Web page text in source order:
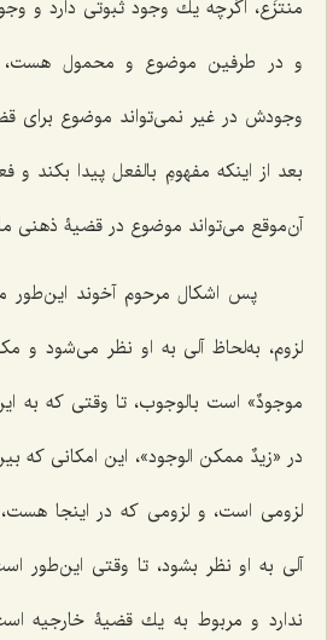
منتزَع، اگرچه یك وجود ثبوتى دارد و
و در طرفین موضوع و محمول هست،
وجودش در غیر نمى‌تواند موضوع براى
بعد از اینكه مفهومِ بالفعل پیدا بکند و
آن‌موقع مى‌تواند موضوع در قضیۀ ذهنى ما
پس اشكال مرحوم آخوند این‌طور
لزوم، به‌لحاظ آلى به او نظر مى‌شود و
موجودٌ» است بالوجوب، تا وقتى كه به
در «زیدٌ ممكن الوجود»، این امكانى كه
لزومى است، و لزومی که در اینجا هست،
آلى به او نظر بشود، تا وقتی این‌طور
ندارد و مربوط به یك قضیۀ خارجیه